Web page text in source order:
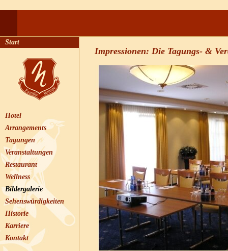
Impressionen: Die Tagungs- &
Start
Hotel
Arrangements
Tagungen
Veranstaltungen
Restaurant
Wellness
Bildergalerie
Sehenswürdigkeiten
Historie
Karriere
Kontakt